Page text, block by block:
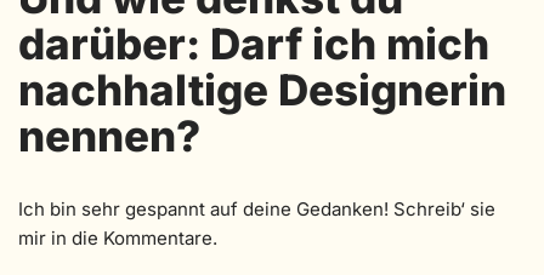
darüber: Darf ich mich
nachhaltige Designerin
nennen?
Ich bin sehr gespannt auf deine Gedanken! Schreib‘ sie
mir in die Kommentare.